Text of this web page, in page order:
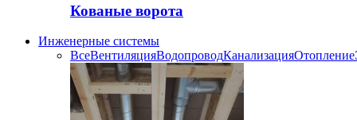
Кованые ворота
Инженерные системы
ВсеВентиляцияВодопроводКанализацияОтопление